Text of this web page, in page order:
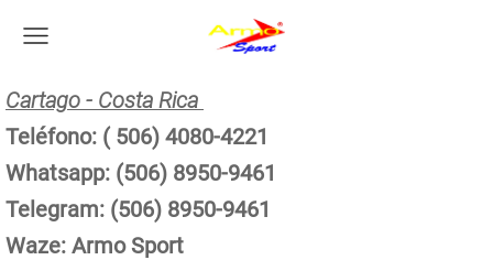
Cartago - Costa Rica
Teléfono: ( 506) 4080-4221
Whatsapp: (506) 8950-9461
Telegram: (506) 8950-9461
Waze: Armo Sport